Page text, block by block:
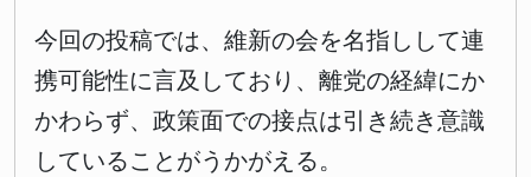
今回の投稿では、維新の会を名指しして連
携可能性に言及しており、離党の経緯にか
かわらず、政策面での接点は引き続き意識
していることがうかがえる。